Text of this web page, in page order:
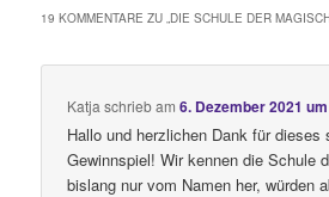
19 KOMMENTARE ZU „DIE SCHULE DER
Katja schriebam6. Dezember 2021
Hallo und herzlichen Dank für dieses
Gewinnspiel! Wir kennen die Schule
bislang nur vom Namen her, würden